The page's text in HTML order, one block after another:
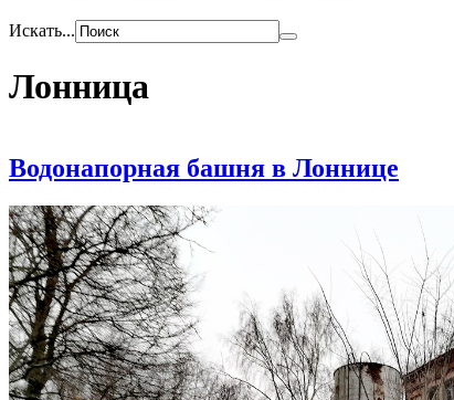
Искать...
Лонница
Водонапорная башня в Лоннице